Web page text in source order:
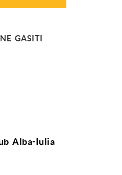
GASITI
Alba-Iulia